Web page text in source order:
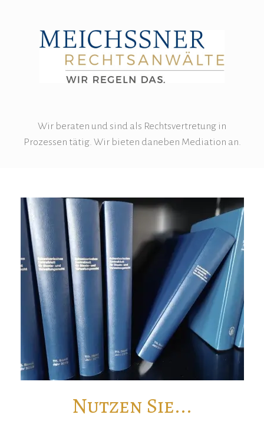
Wir beraten und sind als Rechtsvertretung in
Prozessen tätig. Wir bieten daneben Mediation an.
Nutzen Sie...